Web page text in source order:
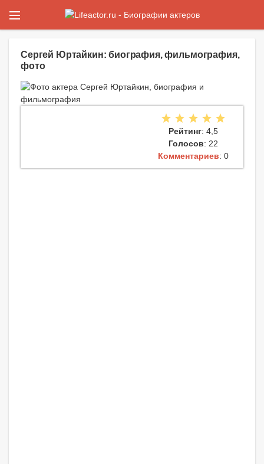
Сергей Юртайкин: биография, фильмография,
фото
Рейтинг: 4,5
Голосов: 22
Комментариев: 0